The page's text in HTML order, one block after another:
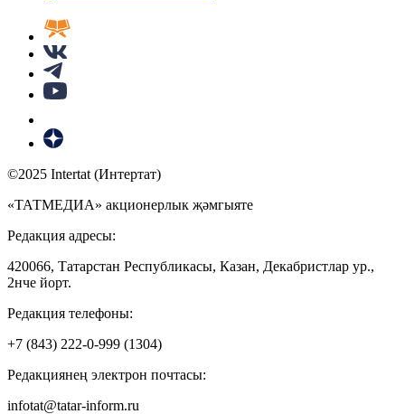
©2025 Intertat (Интертат)
«ТАТМЕДИА» акционерлык җәмгыяте
Редакция адресы:
420066, Татарстан Республикасы, Казан, Декабристлар ур.,
2нче йорт.
Редакция телефоны:
+7 (843) 222-0-999 (1304)
Редакциянең электрон почтасы:
infotat@tatar-inform.ru